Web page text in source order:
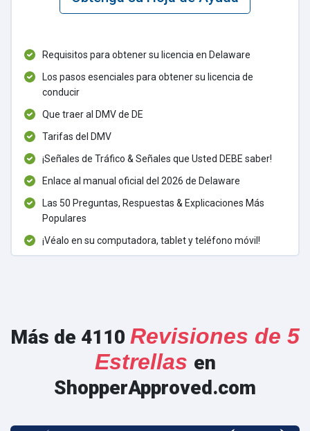
Requisitos para obtener su licencia en Delaware
Los pasos esenciales para obtener su licencia de
conducir
Que traer al DMV de DE
Tarifas del DMV
¡Señales de Tráfico & Señales que Usted DEBE saber!
Enlace al manual oficial del 2026 de Delaware
Las 50 Preguntas, Respuestas & Explicaciones Más
Populares
¡Véalo en su computadora, tablet y teléfono móvil!
Más de 4110 Revisiones de 5
Estrellas en
ShopperApproved.com